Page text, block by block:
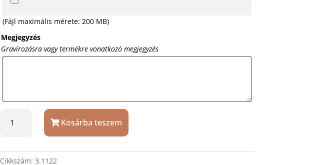
(Fájl maximális mérete: 200 MB)
Megjegyzés
Gravírozásra vagy termékre vonatkozó megjegyzés
serleg
3
Kosárba teszem
Cikkszám: 3.1122